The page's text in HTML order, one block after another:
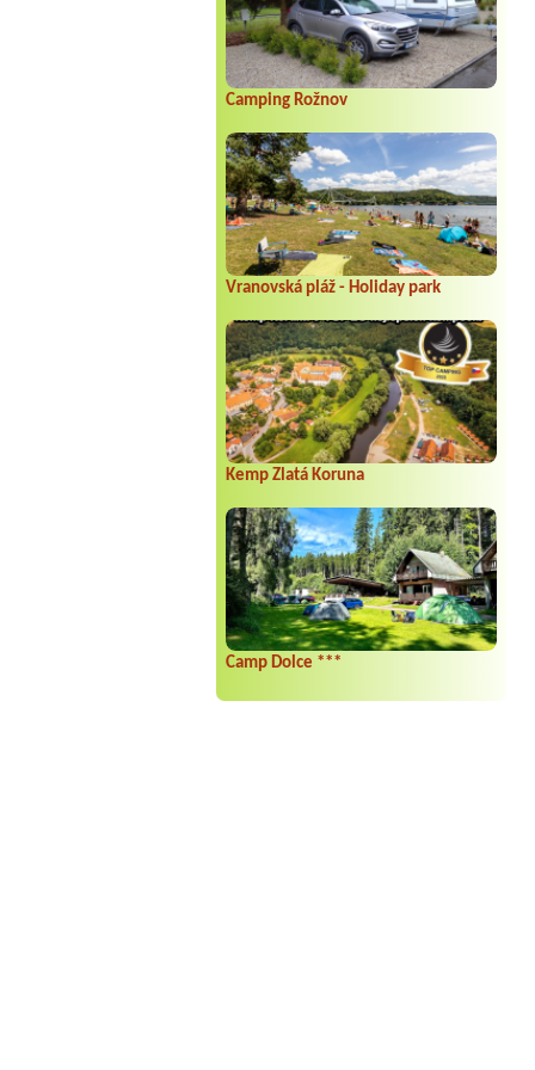
Camping Rožnov
Vranovská pláž - Holiday park
Kemp Zlatá Koruna
Camp Dolce ***